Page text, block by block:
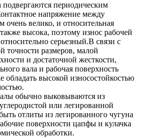
периодическим
напряжение между
очень велико, и относительная
высока, поэтому износ рабочей
серьезный.В связи с
точности размеров, малой
и достаточной жесткости,
вала и рабочая поверхность
обладать высокой износостойкостью
обычно выковываются из
или легированной
отлиты из легированного чугуна
поверхности цапфы и кулачка
обработки.